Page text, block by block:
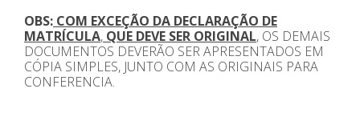
OBS: COM EXCEÇÃO DA DECLARAÇÃO DE
MATRÍCULA, QUE DEVE SER ORIGINAL, OS DEMAIS
DOCUMENTOS DEVERÃO SER APRESENTADOS EM
CÓPIA SIMPLES, JUNTO COM AS ORIGINAIS PARA
CONFERENCIA.